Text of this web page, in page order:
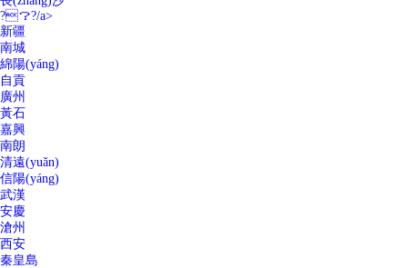
?？?/a>
新疆
南城
綿陽(yáng)
自貢
廣州
黃石
嘉興
南朗
清遠(yuǎn)
信陽(yáng)
武漢
安慶
滄州
西安
秦皇島